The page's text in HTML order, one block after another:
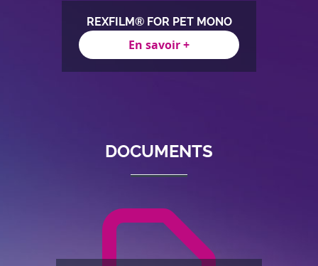
REXFILM® FOR PET MONO
En savoir +
DOCUMENTS